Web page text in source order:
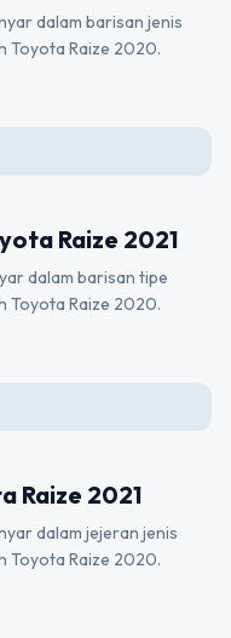
dalam barisan jenis
Toyota Raize 2020.
Raize 2021
dalam barisan tipe
Toyota Raize 2020.
Raize 2021
dalam jejeran jenis
Toyota Raize 2020.